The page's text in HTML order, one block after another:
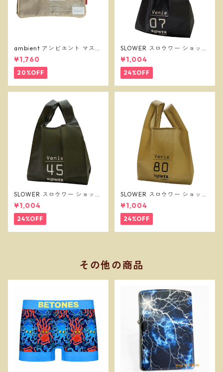
ambient アンビエント マスク
ケース ベージュ
¥1,760
20%OFF
SLOWER スロウワー ショッパ
ーバッグ ビーニー L ブラック
SLW255
¥1,004
24%OFF
SLOWER スロウワー ショッパ
ーバッグ ビーニー L オリーブ
SLW257
¥1,004
24%OFF
SLOWER スロウワー ショッパ
ーバッグ ビーニー L サンド SL
W256
¥1,004
24%OFF
その他の商品